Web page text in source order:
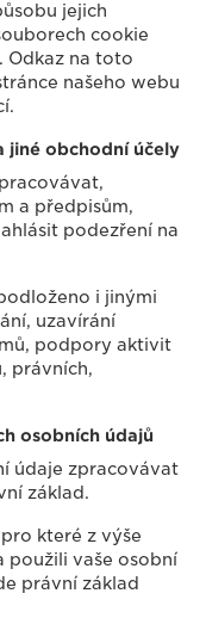
jejich
cookie
Odkaz na toto
našeho webu
jiné obchodní účely
a předpisům,
podezření na
i jinými
uzavírání
podpory aktivit
právních,
osobních údajů
údaje zpracovávat
základ.
které z výše
použili vaše osobní
právní základ